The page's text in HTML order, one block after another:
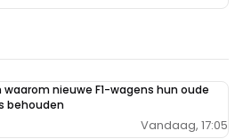
waarom nieuwe F1-wagens hun oude
behouden
Vandaag, 17:05